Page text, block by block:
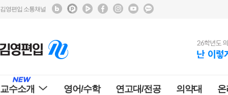
김영편입 소통채널
교수소개 영어/수학 연고대/전공 의약대